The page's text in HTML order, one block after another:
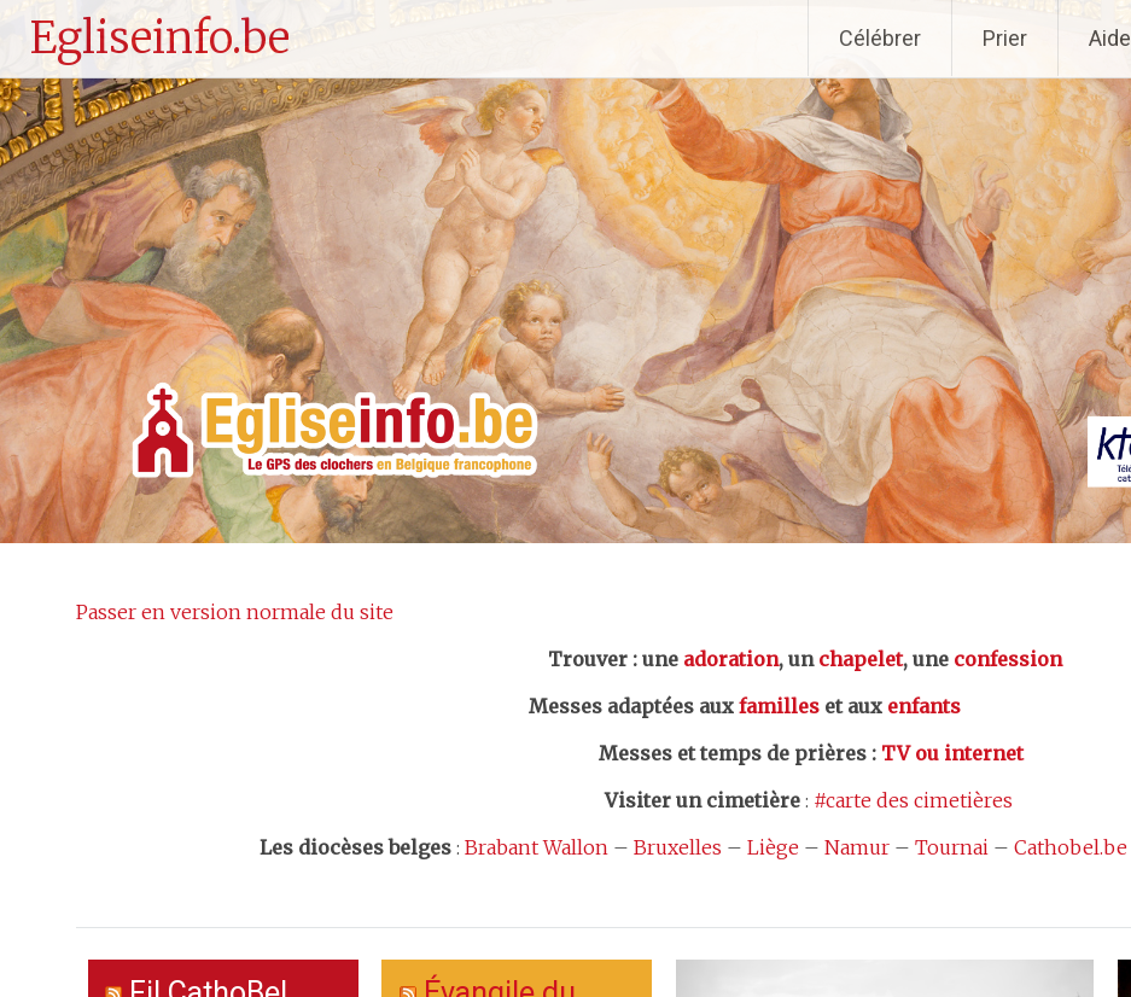
Egliseinfo.be
au
principal
Célébrer Prier Aide
Passer en version normale du site
Trouver : une adoration, un chapelet, une confession
Messes adaptées aux familles et aux enfants
Messes et temps de prières : TV ou internet
Visiter un cimetière : #carte des cimetières
Les diocèses belges : Brabant Wallon – Bruxelles – Liège – Namur – Tournai – Cathobel.be